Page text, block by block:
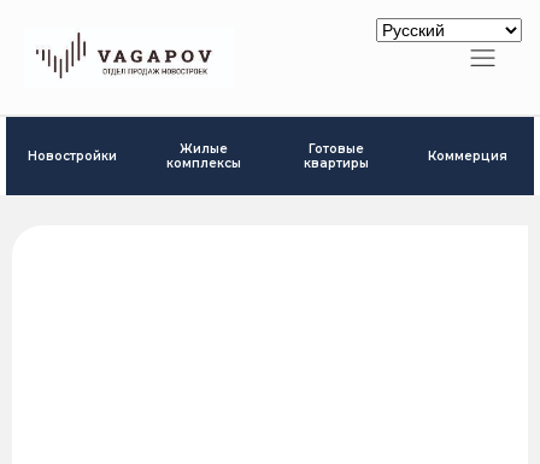
Новостройки
Жилые
комплексы
Готовые
квартиры
Коммерция